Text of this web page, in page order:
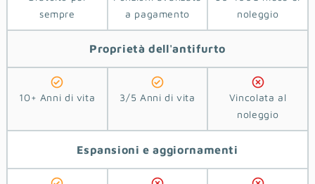
sempre
a pagamento
noleggio
Proprietà dell'antifurto
10+ Anni di vita 3/5 Anni di vita
Vincolata al
noleggio
Espansioni e aggiornamenti